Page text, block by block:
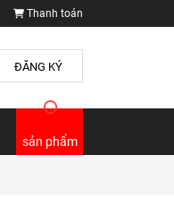
Thanh toán
ĐĂNG KÝ
sản phẩm